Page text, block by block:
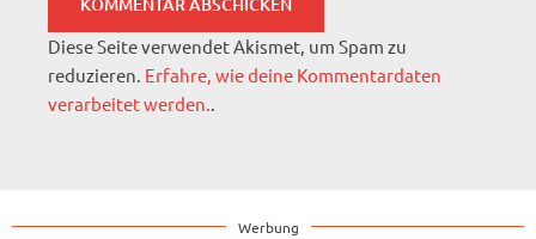
Diese Seite verwendet Akismet, um Spam zu
reduzieren. Erfahre, wie deine Kommentardaten
verarbeitet werden.
Werbung